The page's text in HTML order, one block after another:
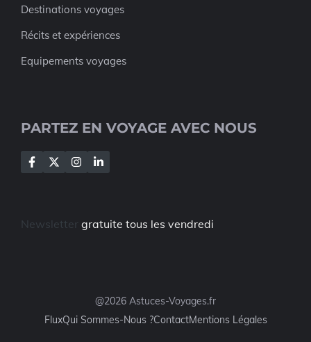
Destinations voyages
Récits et expériences
Equipements voyages
PARTEZ EN VOYAGE AVEC NOUS
Newsletter gratuite tous les vendredi
@2026 Astuces-Voyages.fr
FluxQui Sommes-Nous ?ContactMentions Légales